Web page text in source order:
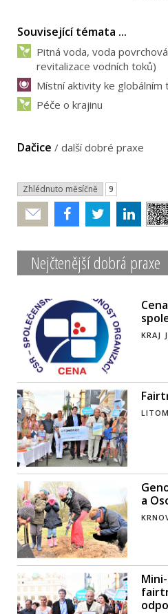
Související témata ...
Pitná voda, voda
revitalizace vodních toků)
Místní aktivity ke
Péče o krajinu
Dačice / další dobré praxe
Zhlédnuto měsíčně 9
Poslat
Nejčtenější dobrá praxe
KRAJ
a